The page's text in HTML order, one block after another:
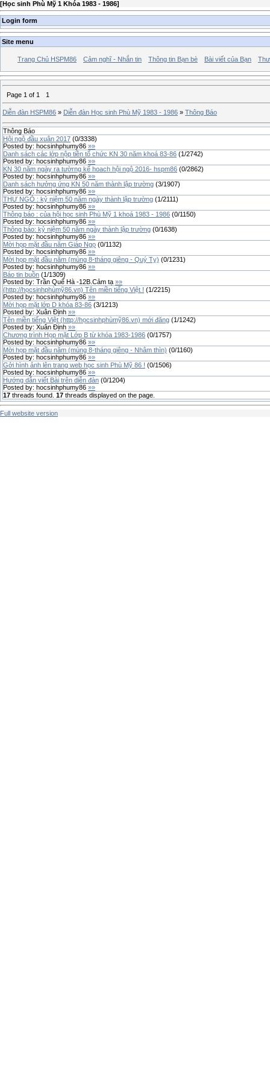
[Học sinh Phù Mỹ 1 Khóa 1983 - 1986]
Login form
Site menu
Trang Chủ HSPM86 Cảm nghĩ - Nhắn tin Thông tin Bạn bè Bài viết của Bạn
Page 1 of 1 1
Diễn đàn HSPM86 » Diễn đàn Học sinh Phù Mỹ 1983 - 1986 » Thông Báo
Thông Báo
Hội ngộ đầu xuân 2017 (0/3338)
Posted by: hocsinhphumy86 »»
Danh sách các lớp nộp tiền tổ chức KN 30 năm khoá 83-86 (1/2742)
Posted by: hocsinhphumy86 »»
KN 30 năm ngày ra tườrng kế hoach hội ngộ 2016- hspm86 (0/2862)
Posted by: hocsinhphumy86 »»
Danh sách hưởng ứng KN 50 năm thành lập trường (3/1907)
Posted by: hocsinhphumy86 »»
THƯ NGỎ : kỷ niệm 50 năm ngày thành lập trường (1/2111)
Posted by: hocsinhphumy86 »»
Thông báo : của hội học sinh Phù Mỹ 1 khoá 1983 - 1986 (0/1150)
Posted by: hocsinhphumy86 »»
Thông báo: kỷ niệm 50 năm ngày thành lập trường (0/1638)
Posted by: hocsinhphumy86 »»
Mời họp mặt đầu năm Giáp Ngọ (0/1132)
Posted by: hocsinhphumy86 »»
Mời họp mặt đầu năm (mùng 8-tháng giêng - Quý Tỵ) (0/1231)
Posted by: hocsinhphumy86 »»
Báo tin buồn (1/1309)
Posted by: Trần Quế Hà -12B.Cảm tạ »»
(http://họcsinhphùmỹ86.vn) Tên miền tiếng Việt ! (1/2215)
Posted by: hocsinhphumy86 »»
Mời họp mặt lớp D khóa 83-86 (3/1213)
Posted by: Xuân Định »»
Tên miền tiếng Việt (http://họcsinhphùmỹ86.vn) mới đăng (1/1242)
Posted by: Xuân Định »»
Chương trình Họp mặt Lớp B từ khóa 1983-1986 (0/1757)
Posted by: hocsinhphumy86 »»
Mời họp mặt đầu năm (mùng 8-tháng giêng - Nhâm thìn) (0/1160)
Posted by: hocsinhphumy86 »»
Gởi hình ảnh lên trang web học sinh Phù Mỹ 86 ! (0/1506)
Posted by: hocsinhphumy86 »»
Hướng dẫn viết Bài trên diễn đàn (0/1204)
Posted by: hocsinhphumy86 »»
17 threads found. 17 threads displayed on the page.
Full website version